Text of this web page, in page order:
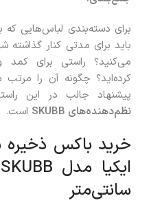
برای دسته‌بندی لباس‌هایی که
باید برای مدتی کنار گذاشته
می‌کنید؟ راستی برای کمد
کرده‌اید؟ چگونه آن را
پیشنهاد جالب در این
نظم‌دهنده‌های SKUBB است.
خرید باکس
سانتی‌متر